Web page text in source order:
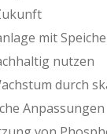
mit
nutzen
durch
Anpassungen